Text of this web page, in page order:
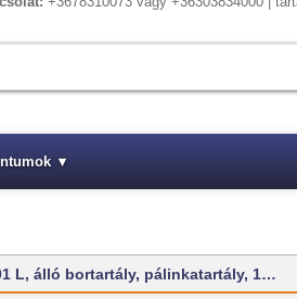
▾
L, álló bortartály, pálinkatartály, 1…